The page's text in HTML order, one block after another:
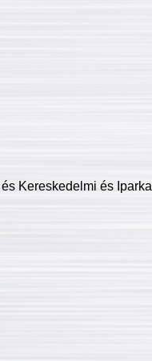
Kereskedelmi és